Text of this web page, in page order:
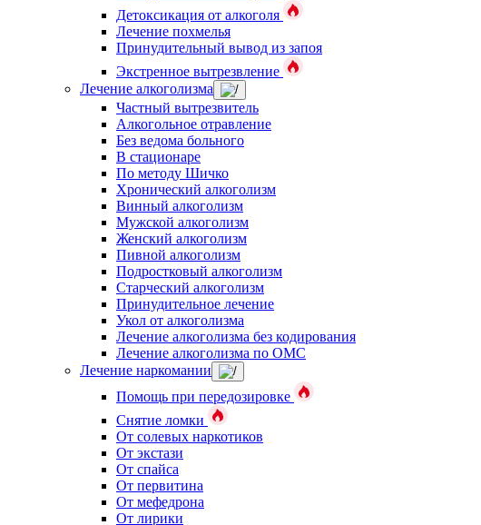
Детоксикация от алкоголя
Лечение похмелья
Принудительный вывод из запоя
Экстренное вытрезвление
Лечение алкоголизма
Частный вытрезвитель
Алкогольное отравление
Без ведома больного
В стационаре
По методу Шичко
Хронический алкоголизм
Винный алкоголизм
Мужской алкоголизм
Женский алкоголизм
Пивной алкоголизм
Подростковый алкоголизм
Старческий алкоголизм
Принудительное лечение
Укол от алкоголизма
Лечение алкоголизма без кодирования
Лечение алкоголизма по ОМС
Лечение наркомании
Помощь при передозировке
Снятие ломки
От солевых наркотиков
От экстази
От спайса
От первитина
От мефедрона
От лирики